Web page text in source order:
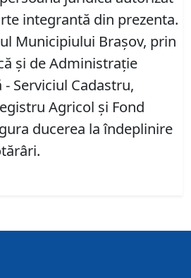
integrantă din prezenta.
Municipiului Brașov, prin
și de Administrație
- Serviciul Cadastru,
Agricol și Fond
ducerea la îndeplinire